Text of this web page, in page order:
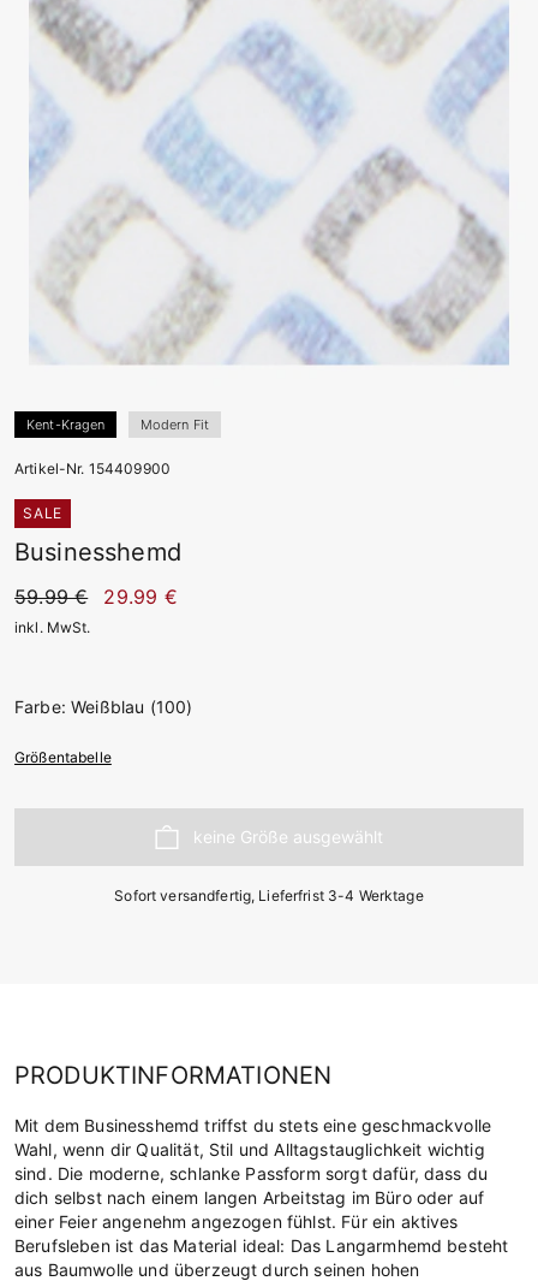
Kent-Kragen Modern Fit
Artikel-Nr. 154409900
SALE
Businesshemd
59.99 € 29.99 €
inkl. MwSt.
Farbe: Weißblau (100)
Größentabelle
Sofort versandfertig, Lieferfrist 3-4 Werktage
PRODUKTINFORMATIONEN
Mit dem Businesshemd triffst du stets eine geschmackvolle
Wahl, wenn dir Qualität, Stil und Alltagstauglichkeit wichtig
sind. Die moderne, schlanke Passform sorgt dafür, dass du
dich selbst nach einem langen Arbeitstag im Büro oder auf
einer Feier angenehm angezogen fühlst. Für ein aktives
Berufsleben ist das Material ideal: Das Langarmhemd besteht
aus Baumwolle und überzeugt durch seinen hohen